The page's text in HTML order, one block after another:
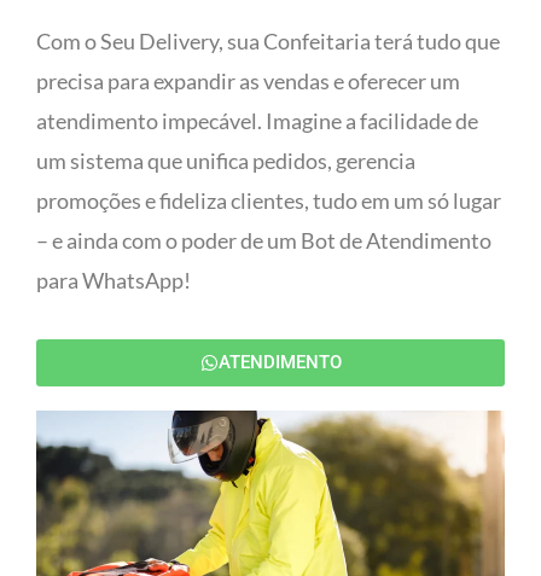
Com o Seu Delivery, sua Confeitaria terá tudo que
precisa para expandir as vendas e oferecer um
atendimento impecável. Imagine a facilidade de
um sistema que unifica pedidos, gerencia
promoções e fideliza clientes, tudo em um só lugar
– e ainda com o poder de um Bot de Atendimento
para WhatsApp!
ATENDIMENTO